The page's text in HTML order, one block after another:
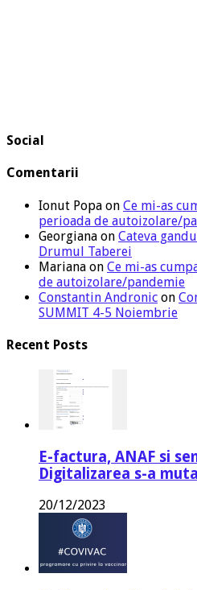
Social
Comentarii
Ionut Popa on Ce mi-as
perioada de autoizolare/
Georgiana on Cateva
Drumul Taberei
Mariana on Ce mi-as
de autoizolare/pandemie
Constantin Andronic on
SUMMIT 4-5 Noiembrie
Recent Posts
E-factura, ANAF si
Digitalizarea s-a
20/12/2023